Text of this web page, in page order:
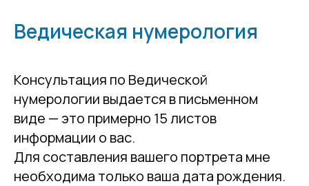
Ведическая нумерология
Консультация по Ведической
нумерологии выдается в письменном
виде — это примерно 15 листов
информации о вас.
Для составления вашего портрета мне
необходима только ваша дата рождения.